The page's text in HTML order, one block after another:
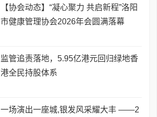
【协会动态】“凝心聚力 共启新程”洛阳
市健康管理协会2026年会圆满落幕
监管追责落地，5.95亿港元回归绿地香
港全民持股体系
一场演出一座城,银发风采耀大丰 ——2